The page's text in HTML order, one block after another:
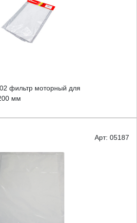
фильтр моторный для
мм
Арт: 05187